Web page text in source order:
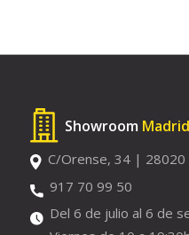
Showroom Madrid
C/Orense, 34 | 28020
917 70 99 50
Del 6 de julio al 6 de